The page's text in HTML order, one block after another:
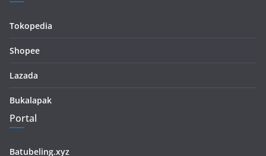
Tokopedia
Shopee
Lazada
Bukalapak
Portal
Batubeling.xyz